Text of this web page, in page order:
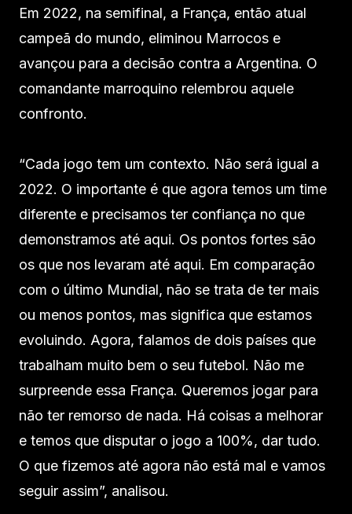
Em 2022, na semifinal, a França, então atual
campeã do mundo, eliminou Marrocos e
avançou para a decisão contra a Argentina. O
comandante marroquino relembrou aquele
confronto.
“Cada jogo tem um contexto. Não será igual a
2022. O importante é que agora temos um time
diferente e precisamos ter confiança no que
demonstramos até aqui. Os pontos fortes são
os que nos levaram até aqui. Em comparação
com o último Mundial, não se trata de ter mais
ou menos pontos, mas significa que estamos
evoluindo. Agora, falamos de dois países que
trabalham muito bem o seu futebol. Não me
surpreende essa França. Queremos jogar para
não ter remorso de nada. Há coisas a melhorar
e temos que disputar o jogo a 100%, dar tudo.
O que fizemos até agora não está mal e vamos
seguir assim”, analisou.